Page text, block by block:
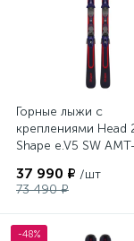
Горные лыжи с
креплениями Head
Shape e.V5 SW
37 990 ₽ /шт
73 490 ₽
-48%